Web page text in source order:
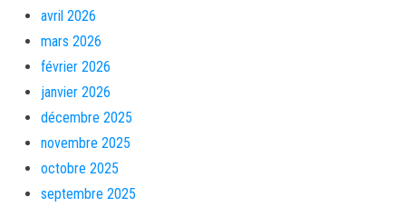
avril 2026
mars 2026
février 2026
janvier 2026
décembre 2025
novembre 2025
octobre 2025
septembre 2025